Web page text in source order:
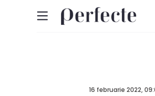
16 februarie 2022,